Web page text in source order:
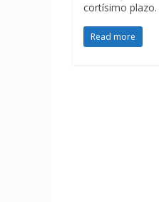
cortísimo plazo.
Read more